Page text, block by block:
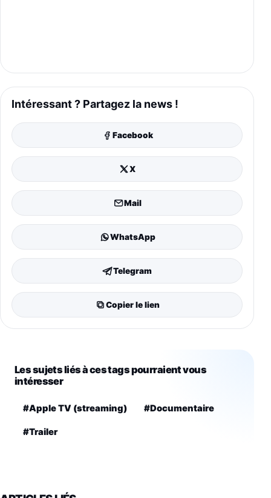
Intéressant ? Partagez la news !
Facebook
X
Mail
WhatsApp
Telegram
Copier le lien
Les sujets liés à ces tags pourraient vous
intéresser
#Apple TV (streaming) #Documentaire
#Trailer